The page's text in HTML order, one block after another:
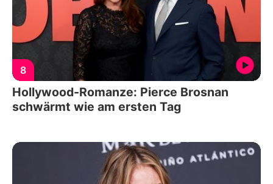
8
Hollywood-Romanze: Pierce Brosnan
schwärmt wie am ersten Tag